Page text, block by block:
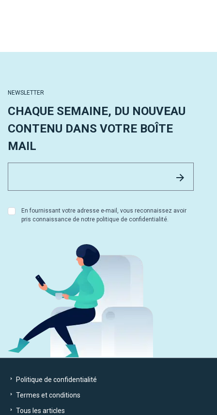
NEWSLETTER
CHAQUE SEMAINE, DU NOUVEAU
CONTENU DANS VOTRE BOÎTE
MAIL
En fournissant votre adresse e-mail, vous reconnaissez avoir
pris connaissance de notre politique de confidentialité.
Politique de confidentialité
Termes et conditions
Tous les articles